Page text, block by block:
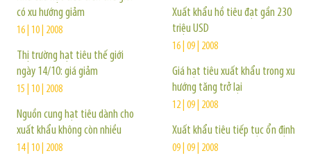
có xu hướng giảm
16 | 10 | 2008
Thị trường hạt tiêu thế giới
ngày 14/10: giá giảm
15 | 10 | 2008
Nguồn cung hạt tiêu dành cho
xuất khẩu không còn nhiều
14 | 10 | 2008
Xuất khẩu hồ tiêu đạt gần 230
triệu USD
16 | 09 | 2008
Giá hạt tiêu xuất khẩu trong xu
hướng tăng trở lại
12 | 09 | 2008
Xuất khẩu tiêu tiếp tục ổn định
09 | 09 | 2008